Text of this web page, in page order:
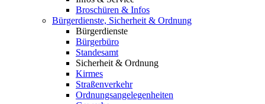
Broschüren & Infos
Bürgerdienste, Sicherheit & Ordnung
Bürgerdienste
Bürgerbüro
Standesamt
Sicherheit & Ordnung
Kirmes
Straßenverkehr
Ordnungsangelegenheiten